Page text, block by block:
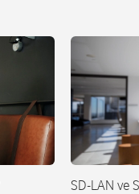
SD-LAN ve